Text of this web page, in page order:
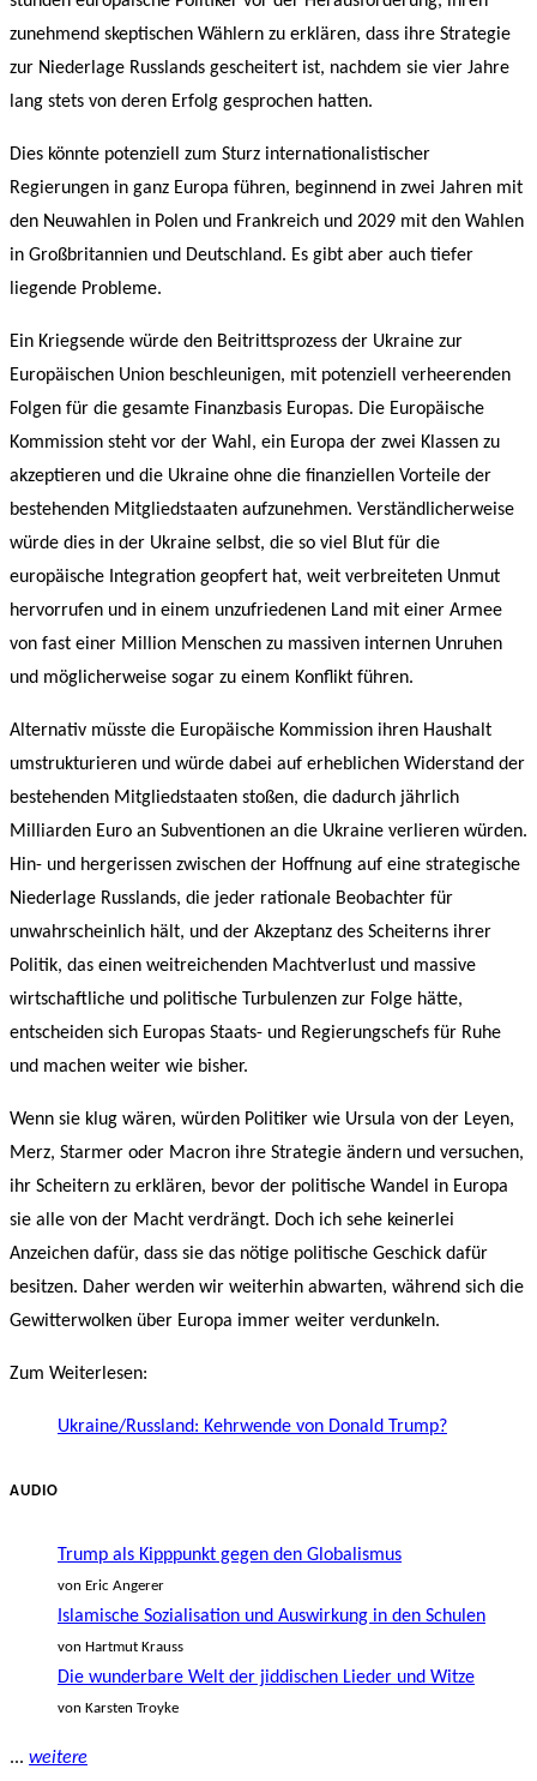
zunehmend skeptischen Wählern zu erklären, dass ihre Strategie
zur Niederlage Russlands gescheitert ist, nachdem sie vier Jahre
lang stets von deren Erfolg gesprochen hatten.
Dies könnte potenziell zum Sturz internationalistischer
Regierungen in ganz Europa führen, beginnend in zwei Jahren mit
den Neuwahlen in Polen und Frankreich und 2029 mit den Wahlen
in Großbritannien und Deutschland. Es gibt aber auch tiefer
liegende Probleme.
Ein Kriegsende würde den Beitrittsprozess der Ukraine zur
Europäischen Union beschleunigen, mit potenziell verheerenden
Folgen für die gesamte Finanzbasis Europas. Die Europäische
Kommission steht vor der Wahl, ein Europa der zwei Klassen zu
akzeptieren und die Ukraine ohne die finanziellen Vorteile der
bestehenden Mitgliedstaaten aufzunehmen. Verständlicherweise
würde dies in der Ukraine selbst, die so viel Blut für die
europäische Integration geopfert hat, weit verbreiteten Unmut
hervorrufen und in einem unzufriedenen Land mit einer Armee
von fast einer Million Menschen zu massiven internen Unruhen
und möglicherweise sogar zu einem Konflikt führen.
Alternativ müsste die Europäische Kommission ihren Haushalt
umstrukturieren und würde dabei auf erheblichen Widerstand der
bestehenden Mitgliedstaaten stoßen, die dadurch jährlich
Milliarden Euro an Subventionen an die Ukraine verlieren würden.
Hin- und hergerissen zwischen der Hoffnung auf eine strategische
Niederlage Russlands, die jeder rationale Beobachter für
unwahrscheinlich hält, und der Akzeptanz des Scheiterns ihrer
Politik, das einen weitreichenden Machtverlust und massive
wirtschaftliche und politische Turbulenzen zur Folge hätte,
entscheiden sich Europas Staats- und Regierungschefs für Ruhe
und machen weiter wie bisher.
Wenn sie klug wären, würden Politiker wie Ursula von der Leyen,
Merz, Starmer oder Macron ihre Strategie ändern und versuchen,
ihr Scheitern zu erklären, bevor der politische Wandel in Europa
sie alle von der Macht verdrängt. Doch ich sehe keinerlei
Anzeichen dafür, dass sie das nötige politische Geschick dafür
besitzen. Daher werden wir weiterhin abwarten, während sich die
Gewitterwolken über Europa immer weiter verdunkeln.
Zum Weiterlesen:
Ukraine/Russland: Kehrwende von Donald Trump?
AUDIO
Trump als Kipppunkt gegen den Globalismus
von Eric Angerer
Islamische Sozialisation und Auswirkung in den Schulen
von Hartmut Krauss
Die wunderbare Welt der jiddischen Lieder und Witze
von Karsten Troyke
... weitere